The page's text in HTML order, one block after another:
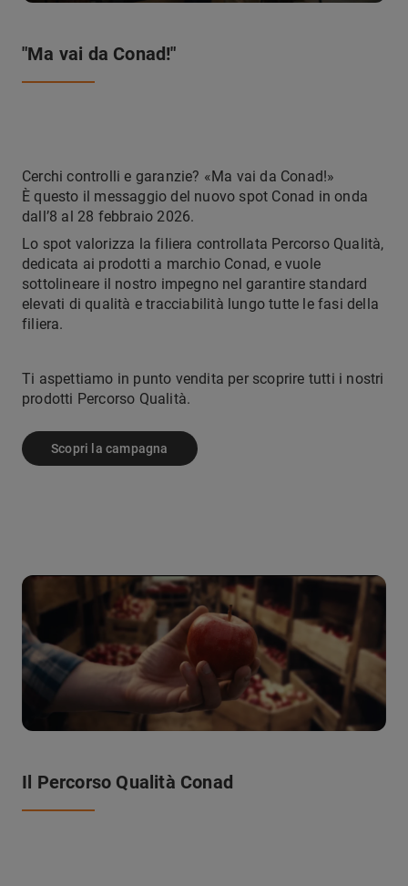
"Ma vai da Conad!"
Cerchi controlli e garanzie? «Ma vai da Conad!»
È questo il messaggio del nuovo spot Conad in onda
dall’8 al 28 febbraio 2026.
Lo spot valorizza la filiera controllata Percorso Qualità,
dedicata ai prodotti a marchio Conad, e vuole
sottolineare il nostro impegno nel garantire standard
elevati di qualità e tracciabilità lungo tutte le fasi della
filiera.
Ti aspettiamo in punto vendita per scoprire tutti i nostri
prodotti Percorso Qualità.
Scopri la campagna
Il Percorso Qualità Conad